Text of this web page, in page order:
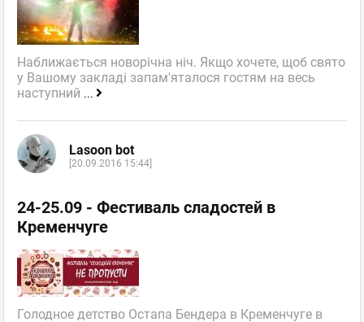
Наближається новорічна ніч. Якщо хочете, щоб свято
у Вашому закладі запам'яталося гостям на весь
наступний ...
Lasoon bot
[20.09.2016 15:44]
24-25.09 - Фестиваль сладостей в
Кременчуге
Голодное детство Остапа Бендера в Кременчуге в